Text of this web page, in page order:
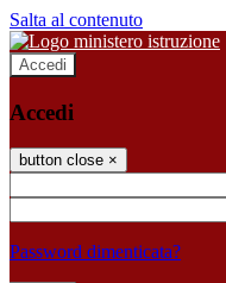
Salta al contenuto
Accedi
Accedi
button close ×
Password dimenticata?